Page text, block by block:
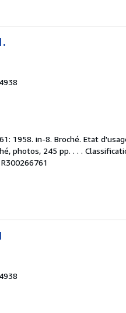
1958. in-8. Broché. Etat
photos, 245 pp. . . .